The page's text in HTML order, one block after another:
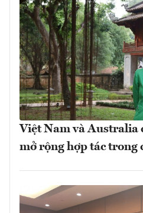
Việt Nam và Australia
mở rộng hợp tác trong